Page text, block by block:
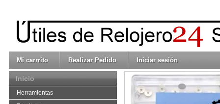
Mi carrrito Realizar Pedido Iniciar sesión
Inicio
Herramientas